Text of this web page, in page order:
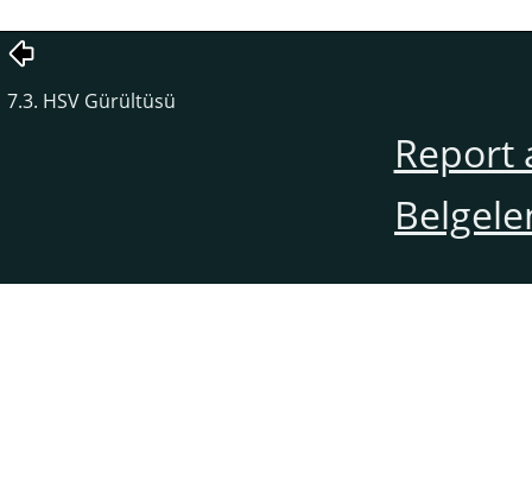
7.3. HSV Gürültüsü
Report